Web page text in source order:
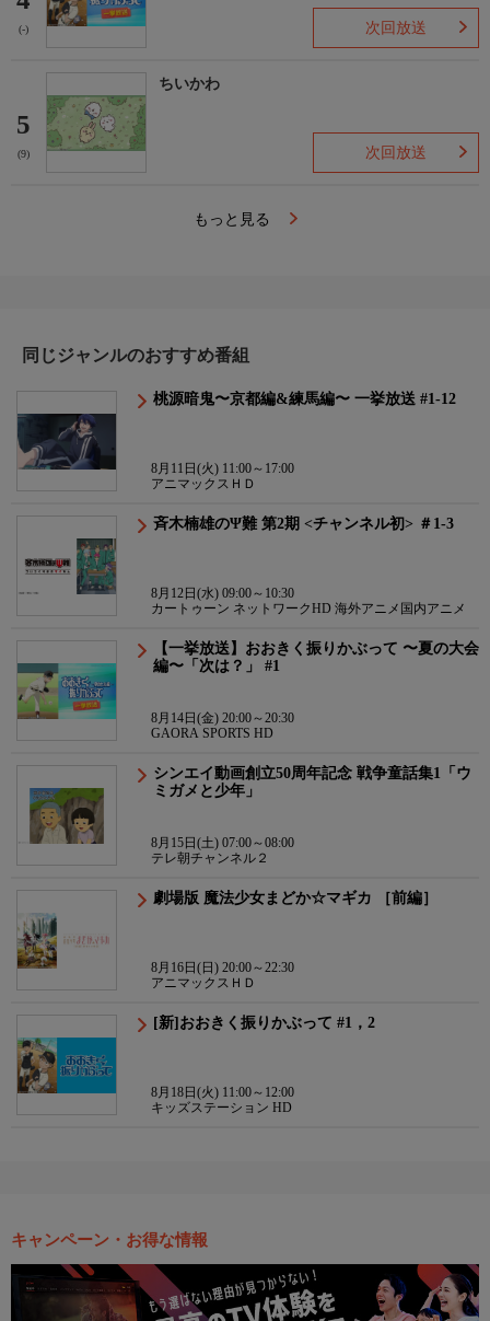
(-) 次回放送
5
(9)
ちいかわ
次回放送
もっと見る
同じジャンルのおすすめ番組
桃源暗鬼〜京都編&練馬編〜 一挙放送 #1-12
8月11日(火) 11:00～17:00
アニマックスＨＤ
斉木楠雄のΨ難 第2期 <チャンネル初> ＃1-3
8月12日(水) 09:00～10:30
カートゥーン ネットワークHD 海外アニメ国内アニメ
【一挙放送】おおきく振りかぶって 〜夏の大会
編〜「次は？」 #1
8月14日(金) 20:00～20:30
GAORA SPORTS HD
シンエイ動画創立50周年記念 戦争童話集1「ウ
ミガメと少年」
8月15日(土) 07:00～08:00
テレ朝チャンネル２
劇場版 魔法少女まどか☆マギカ ［前編］
8月16日(日) 20:00～22:30
アニマックスＨＤ
[新]おおきく振りかぶって #1，2
8月18日(火) 11:00～12:00
キッズステーション HD
キャンペーン・お得な情報